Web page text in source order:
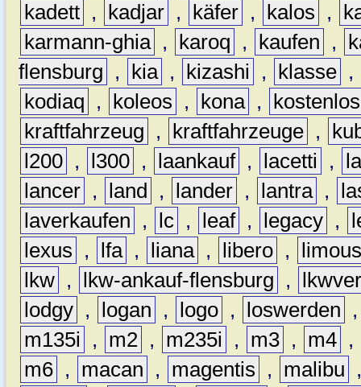
kadett , kadjar , käfer , kalos ,
karmann-ghia , karoq , kaufen ,
flensburg
, kia , kizashi , klasse ,
kodiaq
, koleos , kona ,
kostenlos
kraftfahrzeug
, kraftfahrzeuge ,
l200 , l300 , laankauf , lacetti ,
lancer , land , lander , lantra ,
laverkaufen
, lc , leaf , legacy ,
lexus
, lfa , liana , libero ,
lkw , lkw-ankauf-flensburg ,
lodgy , logan , logo , loswerden
m135i
, m2 , m235i , m3 , m4 ,
m6 , macan , magentis , malibu